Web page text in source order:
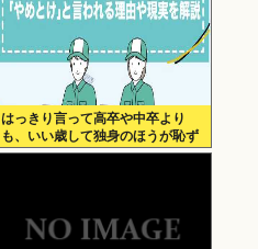
はっきり言って高卒や中卒より
も、いい歳して独身のほうが恥ず
かしいよな